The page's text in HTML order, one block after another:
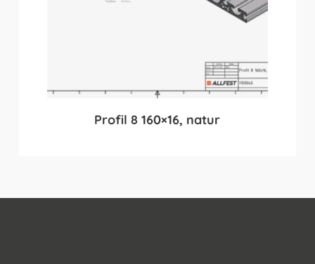
Profil 8 160×16, natur